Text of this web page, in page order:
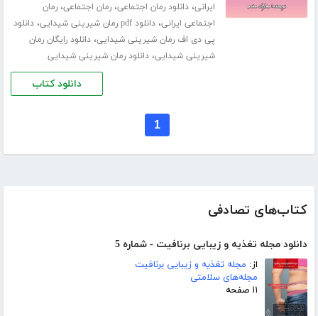
کتاب‌های تصادفی
دانلود مجله تغذیه و زیبایی برنافیت - شماره 5
از: مجله تغذیه و زیبایی برنافیت
مجله‌های سلامتی
۱۱ صفحه
ایرانی،دانلود رمان اجتماعی،رمان اجتماعی،رمان
اجتماعی ایرانی،دانلود pdf رمان شیرینی شیدایی ،دانلود
پی دی اف رمان شیرینی شیدایی،دانلود رایگان رمان
شیرینی شیدایی،دانلود رمان شیرینی شیدایی
دانلود کتاب
1